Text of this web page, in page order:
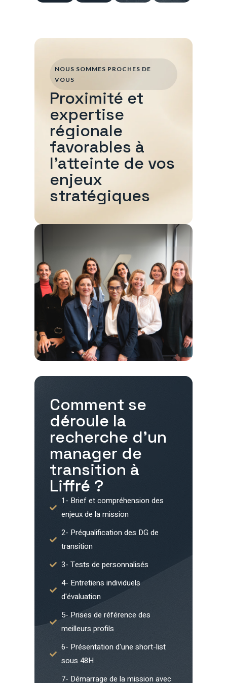
Comment se
déroule la
recherche d'un
manager de
transition à
Liffré ?
1- Brief et compréhension des
enjeux de la mission
2- Préqualification des DG de
transition
3- Tests de personnalisés
4- Entretiens individuels
d'évaluation
5- Prises de référence des
meilleurs profils
6- Présentation d'une short-list
sous 48H
7- Démarrage de la mission avec
NOUS SOMMES PROCHES DE
VOUS
Proximité et
expertise
régionale
favorables à
l'atteinte de vos
enjeux
stratégiques